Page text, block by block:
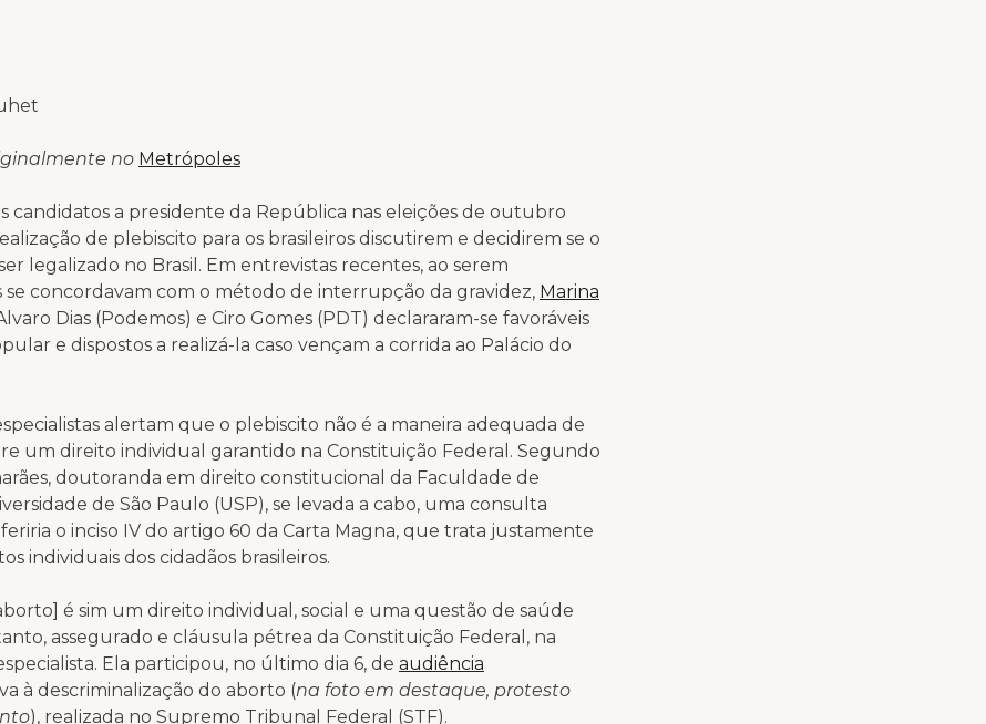
no Metrópoles
candidatos a presidente da República nas eleições de outubro
de plebiscito para os brasileiros discutirem e decidirem se o
legalizado no Brasil. Em entrevistas recentes, ao serem
se concordavam com o método de interrupção da gravidez, Marina
Dias (Podemos) e Ciro Gomes (PDT) declararam-se favoráveis
e dispostos a realizá-la caso vençam a corrida ao Palácio do
alertam que o plebiscito não é a maneira adequada de
um direito individual garantido na Constituição Federal. Segundo
doutoranda em direito constitucional da Faculdade de
de São Paulo (USP), se levada a cabo, uma consulta
o inciso IV do artigo 60 da Carta Magna, que trata justamente
individuais dos cidadãos brasileiros.
é sim um direito individual, social e uma questão de saúde
assegurado e cláusula pétrea da Constituição Federal, na
Ela participou, no último dia 6, de audiência
à descriminalização do aborto (na foto em destaque, protesto
), realizada no Supremo Tribunal Federal (STF).